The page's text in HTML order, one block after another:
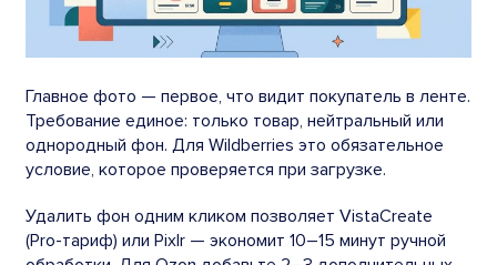
Главное фото — первое, что видит покупатель в ленте.
Требование единое: только товар, нейтральный или
однородный фон. Для Wildberries это обязательное
условие, которое проверяется при загрузке.
Удалить фон одним кликом позволяет VistaCreate
(Pro-тариф) или Pixlr — экономит 10–15 минут ручной